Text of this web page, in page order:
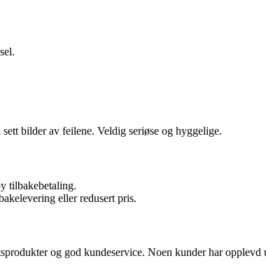
bilder av feilene. Veldig seriøse og hyggelige.
tilbakebetaling.
eller redusert pris.
og god kundeservice. Noen kunder har